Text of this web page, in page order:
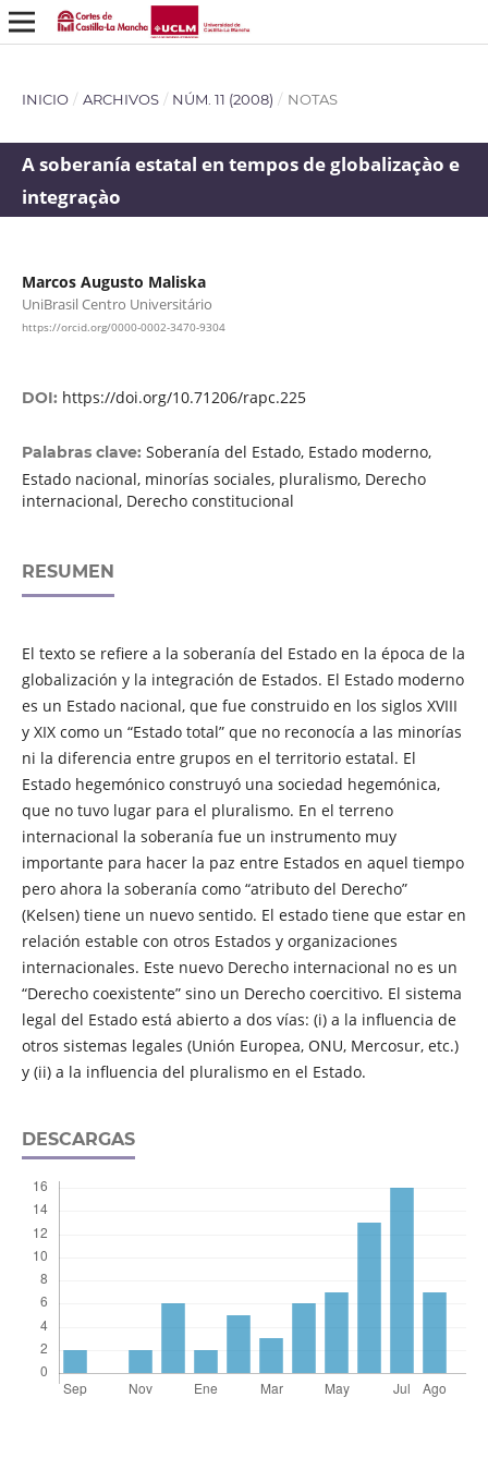
INICIO / ARCHIVOS / NÚM. 11 (2008) / NOTAS
A soberanía estatal en tempos de globalizaçào e
integraçào
Marcos Augusto Maliska
UniBrasil Centro Universitário
https://orcid.org/0000-0002-3470-9304
DOI: https://doi.org/10.71206/rapc.225
Palabras clave: Soberanía del Estado, Estado moderno,
Estado nacional, minorías sociales, pluralismo, Derecho
internacional, Derecho constitucional
RESUMEN
El texto se refiere a la soberanía del Estado en la época de la
globalización y la integración de Estados. El Estado moderno
es un Estado nacional, que fue construido en los siglos XVIII
y XIX como un “Estado total” que no reconocía a las minorías
ni la diferencia entre grupos en el territorio estatal. El
Estado hegemónico construyó una sociedad hegemónica,
que no tuvo lugar para el pluralismo. En el terreno
internacional la soberanía fue un instrumento muy
importante para hacer la paz entre Estados en aquel tiempo
pero ahora la soberanía como “atributo del Derecho”
(Kelsen) tiene un nuevo sentido. El estado tiene que estar en
relación estable con otros Estados y organizaciones
internacionales. Este nuevo Derecho internacional no es un
“Derecho coexistente” sino un Derecho coercitivo. El sistema
legal del Estado está abierto a dos vías: (i) a la influencia de
otros sistemas legales (Unión Europea, ONU, Mercosur, etc.)
y (ii) a la influencia del pluralismo en el Estado.
DESCARGAS